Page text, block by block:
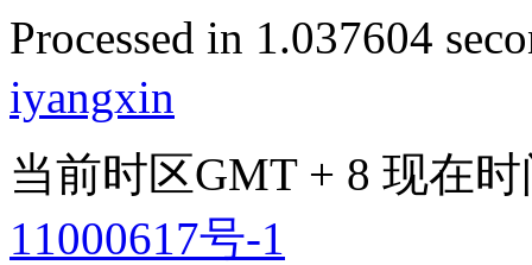
Processed in 1.037604
iyangxin
当前时区GMT + 8 现在
11000617号-1